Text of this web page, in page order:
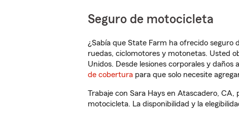
Seguro de motocicleta
¿Sabía que State Farm ha ofrecido
ruedas, ciclomotores y motonetas. Usted
Unidos. Desde lesiones corporales y
de cobertura para que solo necesite
Trabaje con Sara Hays en Atascadero,
motocicleta. La disponibilidad y la